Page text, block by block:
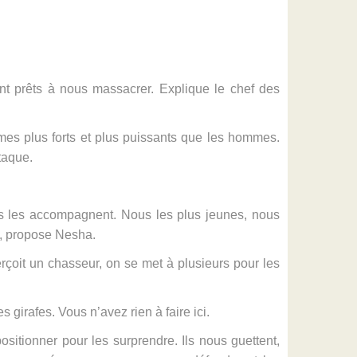
prêts à nous massacrer. Explique le chef des
plus forts et plus puissants que les hommes.
accompagnent. Nous les plus jeunes, nous
propose Nesha.
un chasseur, on se met à plusieurs pour les
girafes. Vous n’avez rien à faire ici.
pour les surprendre. Ils nous guettent,